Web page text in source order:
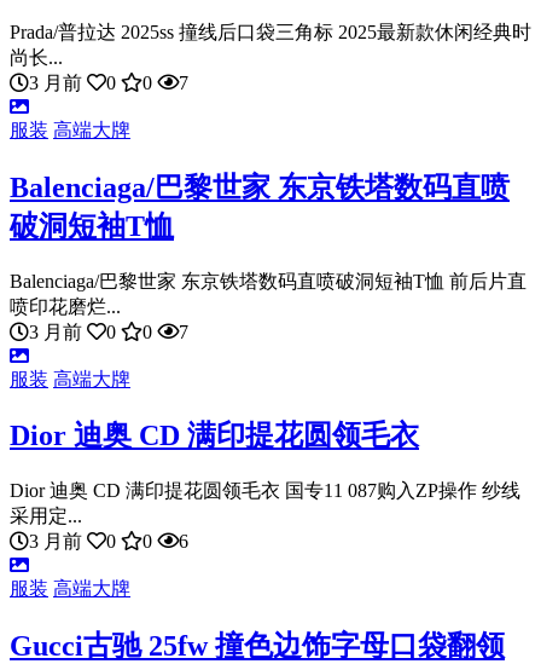
Prada/普拉达 2025ss 撞线后口袋三角标 2025最新款休闲经典时
尚长...
3 月前
0 0 7
服装 高端大牌
Balenciaga/巴黎世家 东京铁塔数码直喷
破洞短袖T恤
Balenciaga/巴黎世家 东京铁塔数码直喷破洞短袖T恤 前后片直
喷印花磨烂...
3 月前
0 0 7
服装 高端大牌
Dior 迪奥 CD 满印提花圆领毛衣
Dior 迪奥 CD 满印提花圆领毛衣 国专11 087购入ZP操作 纱线
采用定...
3 月前
0 0 6
服装 高端大牌
Gucci古驰 25fw 撞色边饰字母口袋翻领